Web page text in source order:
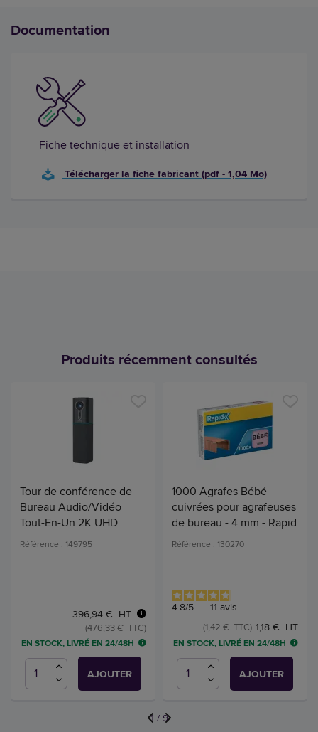
Documentation
Fiche technique et installation
Télécharger la fiche fabricant (pdf - 1,04 Mo)
Produits récemment consultés
Tour de conférence de
Bureau Audio/Vidéo
Tout-En-Un 2K UHD
Référence : 149795
396,94 € HT
(476,33 € TTC)
EN STOCK, LIVRÉ EN 24/48H
AJOUTER
1000 Agrafes Bébé
cuivrées pour agrafeuses
de bureau - 4 mm - Rapid
Référence : 130270
4.8/5 - 11 avis
1,18 € HT
(1,42 € TTC)
EN STOCK, LIVRÉ EN 24/48H
AJOUTER
1 / 9